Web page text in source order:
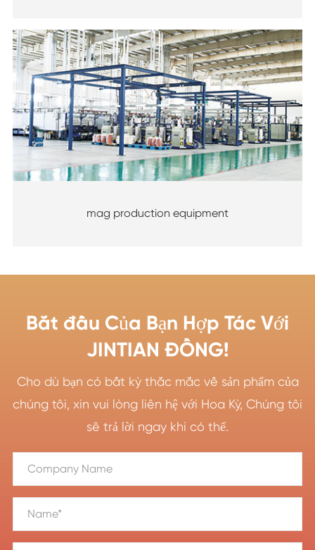
mag production equipment
Bắt đầu Của Bạn Hợp Tác Với
JINTIAN ĐỒNG!
Cho dù bạn có bất kỳ thắc mắc về sản phẩm của
chúng tôi, xin vui lòng liên hệ với Hoa Kỳ, Chúng tôi
sẽ trả lời ngay khi có thể.